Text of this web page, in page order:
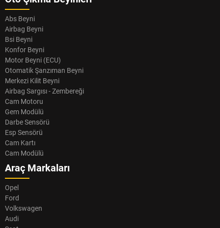
Abs Beyni
Airbag Beyni
Bsi Beyni
Konfor Beyni
Motor Beyni (ECU)
Otomatik Şanzıman Beyni
Merkezi Kilit Beyni
Airbag Sargısı - Zembereği
Cam Motoru
Gem Modülü
Darbe Sensörü
Esp Sensörü
Cam Kartı
Cam Modülü
Araç Markaları
Opel
Ford
Volkswagen
Audi